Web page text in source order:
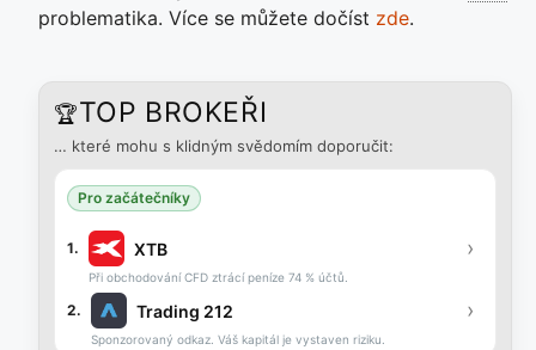
problematika. Více se můžete dočíst zde.
🏆TOP BROKEŘI
… které mohu s klidným svědomím doporučit:
Pro začátečníky
1. XTB ›
Při obchodování CFD ztrácí peníze 74 % účtů.
2. Trading 212 ›
Sponzorovaný odkaz. Váš kapitál je vystaven riziku.